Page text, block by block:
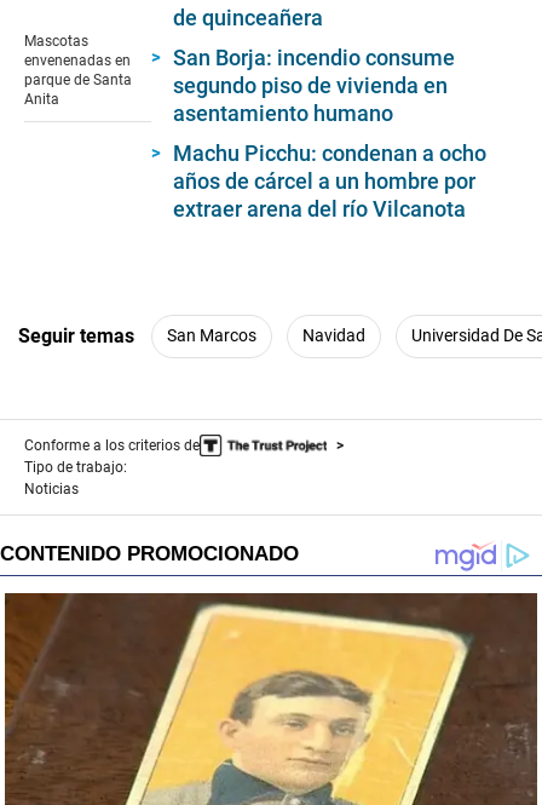
of
2
minutes,
30
Mascotas
envenenadas en
parque de Santa
Anita
de quinceañera
San Borja: incendio consume
segundo piso de vivienda en
asentamiento humano
Machu Picchu: condenan a ocho
años de cárcel a un hombre por
extraer arena del río Vilcanota
Seguir temas San Marcos Navidad Universidad De
Conforme a los criterios de
Tipo de trabajo:
Noticias